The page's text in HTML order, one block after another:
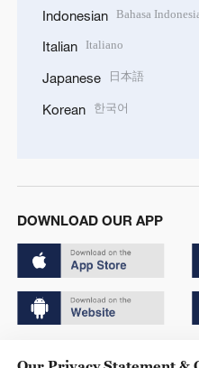
Indonesian Bahasa
Italian Italiano
Japanese 日本語
Korean 한국어
DOWNLOAD OUR APP